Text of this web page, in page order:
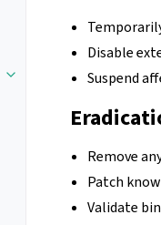
Toggle navigation of
Disable
Suspend
Remove
Patch
Validate